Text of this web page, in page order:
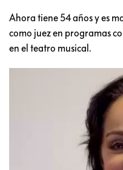
Ahora tiene 54 años y es
como juez en programas
en el teatro musical.